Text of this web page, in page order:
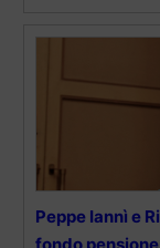
Peppe Iannì e